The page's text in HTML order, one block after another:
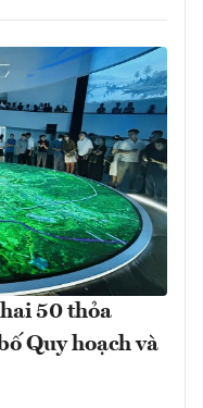
50 thỏa
Quy hoạch và